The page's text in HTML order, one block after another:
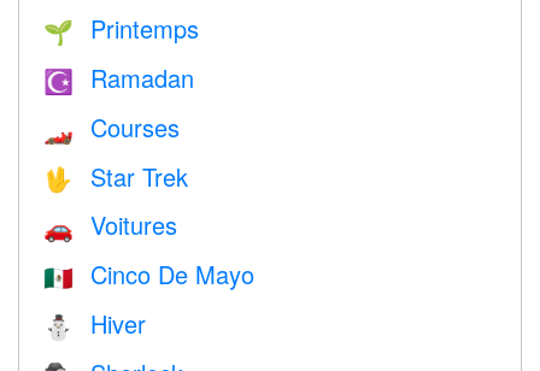
🌱 Printemps
☪️ Ramadan
🏎 Courses
🖖 Star Trek
🚗 Voitures
🇲🇽 Cinco De Mayo
⛄ Hiver